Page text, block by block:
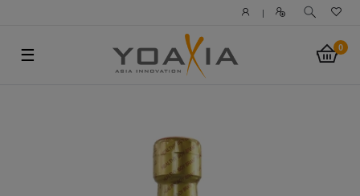
|
0
☰